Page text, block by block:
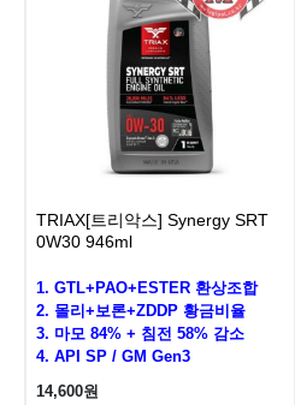
TRIAX[트리악스] Synergy SRT
0W30 946ml
1. GTL+PAO+ESTER 환상조합
2. 몰리+보론+ZDDP 황금비율
3. 마모 84% + 침전 58% 감소
4. API SP / GM Gen3
14,600원